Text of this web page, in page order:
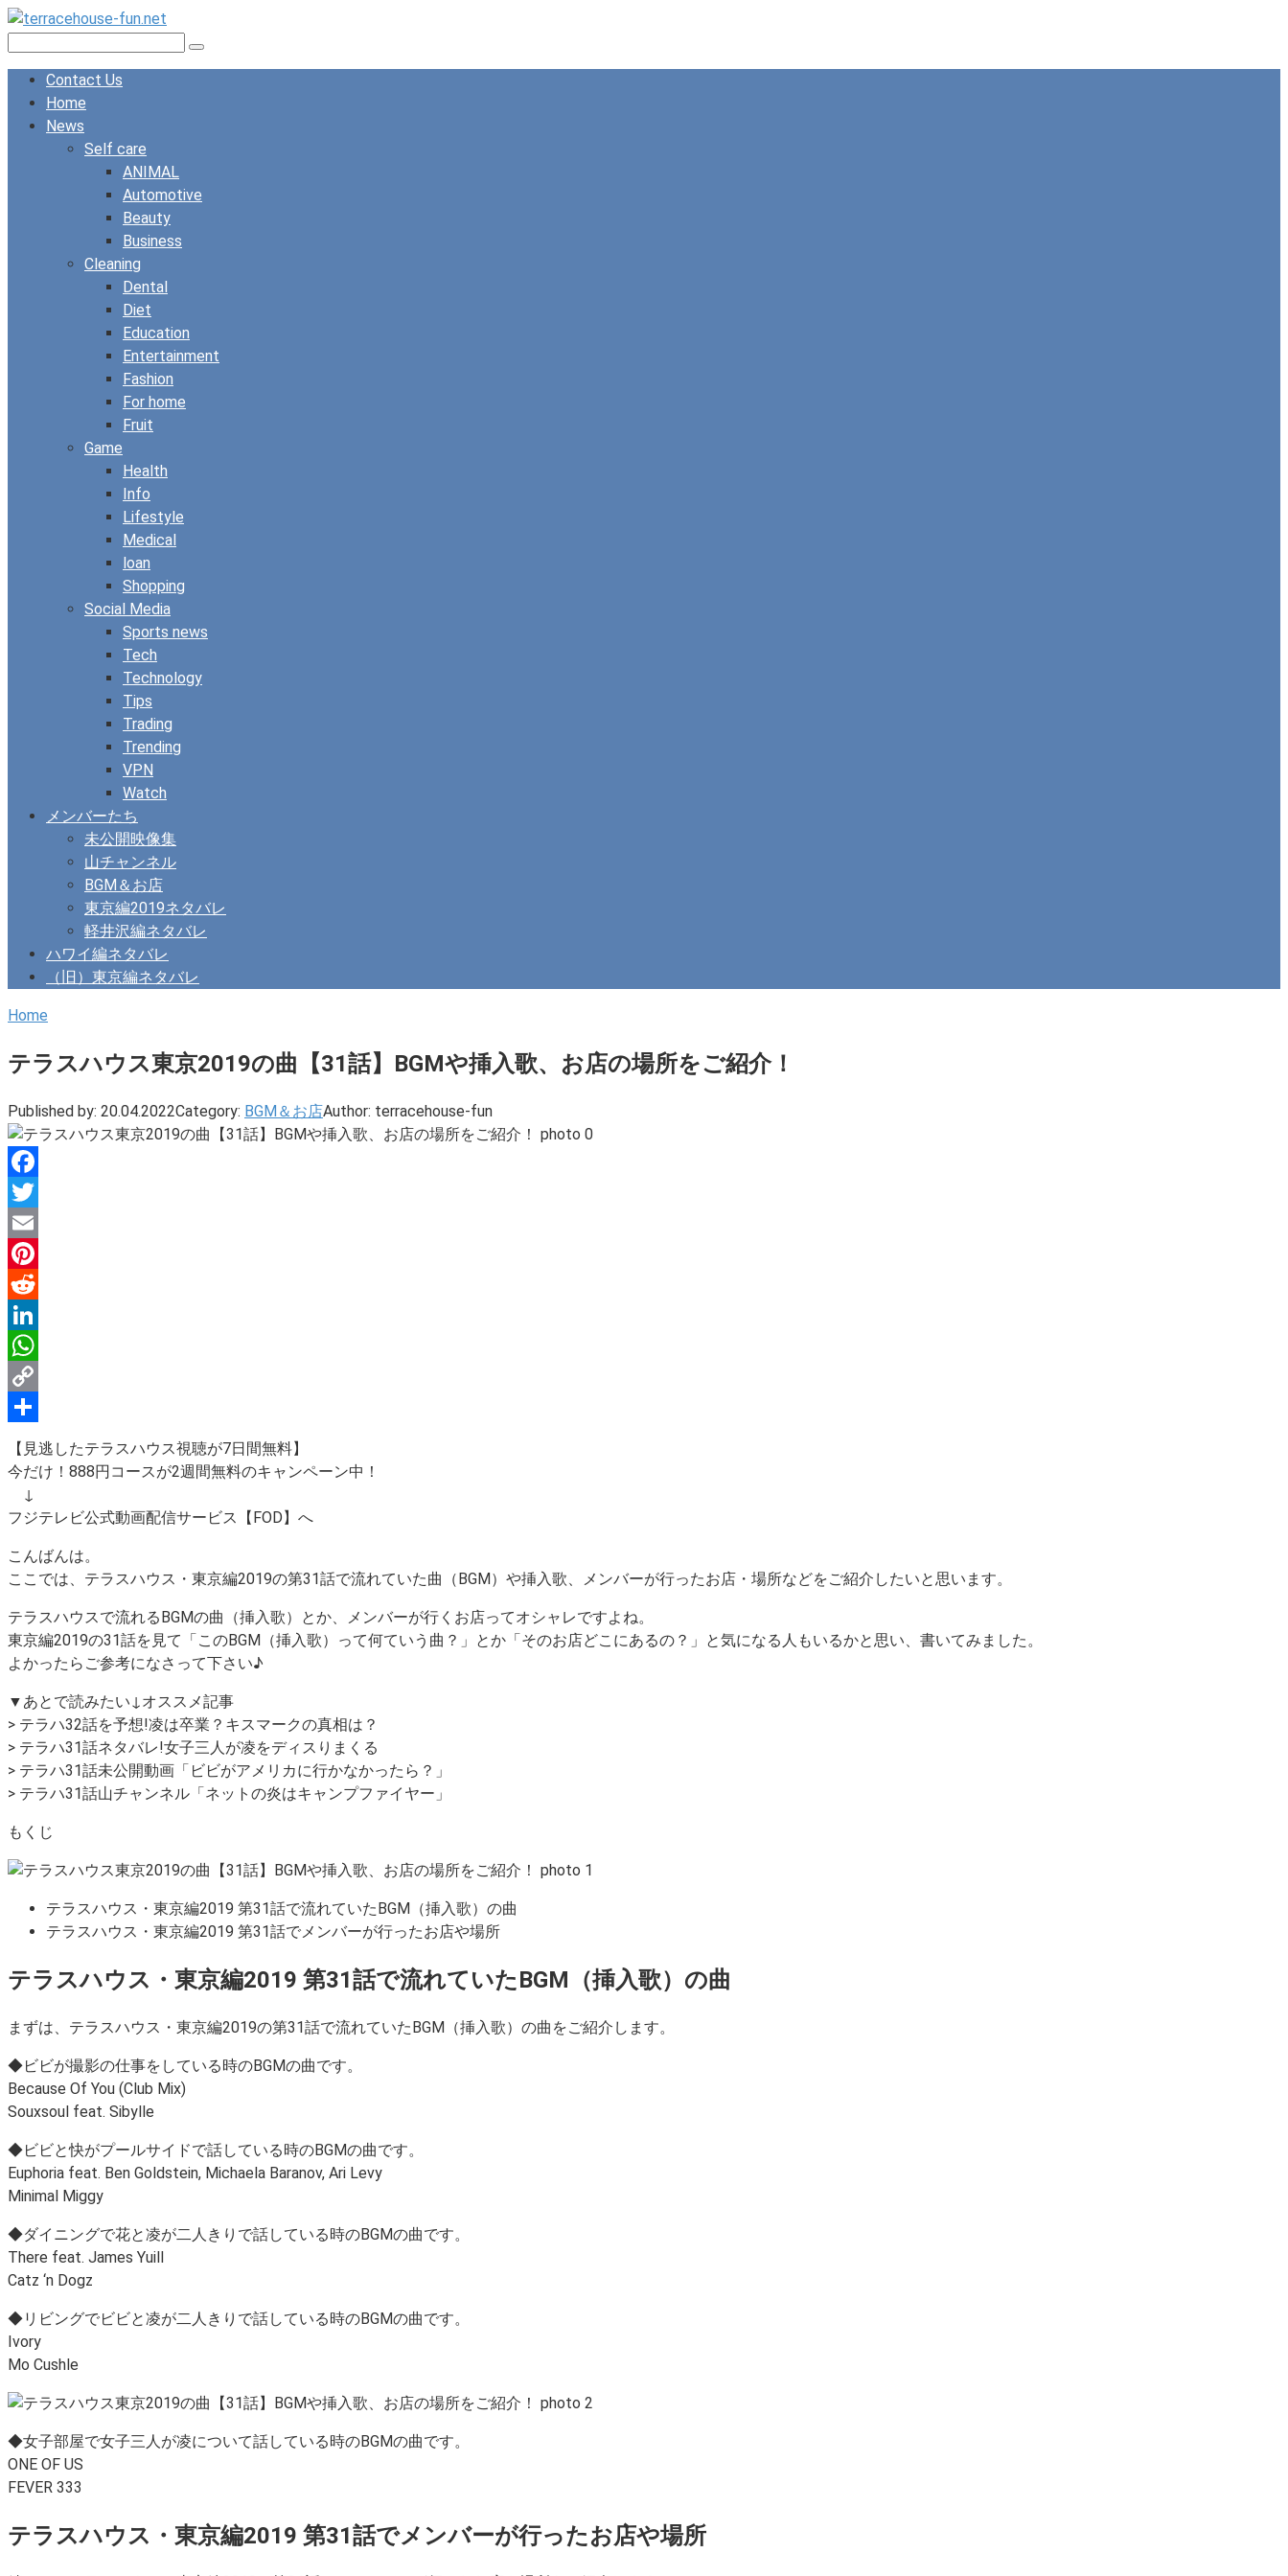
Skip
Contact Us
Home
News
Self care
ANIMAL
Automotive
Beauty
Business
Cleaning
Dental
Diet
Education
Entertainment
Fashion
For home
Fruit
Game
Health
Info
Lifestyle
Medical
loan
Shopping
Social Media
Sports news
Tech
Technology
Tips
Trading
Trending
VPN
Watch
メンバーたち
未公開映像集
山チャンネル
BGM＆お店
東京編2019ネタバレ
軽井沢編ネタバレ
ハワイ編ネタバレ
（旧）東京編ネタバレ
Home
テラスハウス東京2019の曲【31話】BGMや挿入歌、お店の場所をご紹介！
Published by: 20.04.2022Category: BGM＆お店Author: terracehouse-fun
Facebook
Twitter
Email
Pinterest
Reddit
LinkedIn
WhatsApp
Copy
Link
Share
【見逃したテラスハウス視聴が7日間無料】
今だけ！888円コースが2週間無料のキャンペーン中！
↓
フジテレビ公式動画配信サービス【FOD】へ
こんばんは。
ここでは、テラスハウス・東京編2019の第31話で流れていた曲（BGM）や挿入歌、メンバーが行ったお店・場所などをご紹介したいと思います。
テラスハウスで流れるBGMの曲（挿入歌）とか、メンバーが行くお店ってオシャレですよね。
東京編2019の31話を見て 「このBGM（挿入歌）って何ていう曲？」とか「そのお店どこにあるの？」 と気になる人もいるかと思い、書いてみました。
よかったらご参考になさって下さい♪
▼あとで読みたい↓オススメ記事
> テラハ32話を予想!凌は卒業？キスマークの真相は？
> テラハ31話ネタバレ!女子三人が凌をディスりまくる
> テラハ31話未公開動画「ビビがアメリカに行かなかったら？」
> テラハ31話山チャンネル「ネットの炎はキャンプファイヤー」
もくじ
テラスハウス・東京編2019 第31話で流れていたBGM（挿入歌）の曲
テラスハウス・東京編2019 第31話でメンバーが行ったお店や場所
テラスハウス・東京編2019 第31話で流れていたBGM（挿入歌）の曲
まずは、テラスハウス・東京編2019の第31話で流れていたBGM（挿入歌）の曲をご紹介します。
◆ビビが撮影の仕事をしている時のBGMの曲です。
Because Of You (Club Mix)
Souxsoul feat. Sibylle
◆ビビと快がプールサイドで話している時のBGMの曲です。
Euphoria feat. Ben Goldstein, Michaela Baranov, Ari Levy
Minimal Miggy
◆ダイニングで花と凌が二人きりで話している時のBGMの曲です。
There feat. James Yuill
Catz ‘n Dogz
◆リビングでビビと凌が二人きりで話している時のBGMの曲です。
Ivory
Mo Cushle
◆女子部屋で女子三人が凌について話している時のBGMの曲です。
ONE OF US
FEVER 333
テラスハウス・東京編2019 第31話でメンバーが行ったお店や場所